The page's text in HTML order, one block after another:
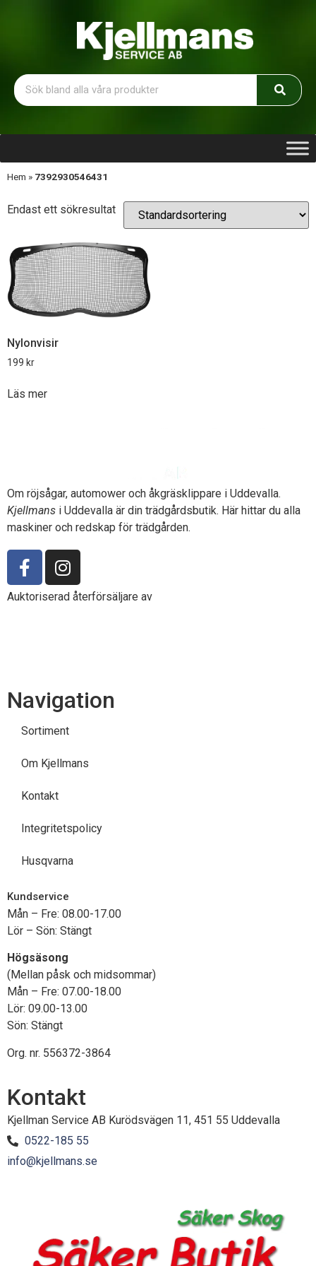
Hem » 7392930546431
Endast ett sökresultat
Nylonvisir
199 kr
Läs mer
Om röjsågar, automower och åkgräsklippare i Uddevalla.
Kjellmans i Uddevalla är din trädgårdsbutik. Här hittar du alla
maskiner och redskap för trädgården.
Auktoriserad återförsäljare av
Navigation
Sortiment
Om Kjellmans
Kontakt
Integritetspolicy
Husqvarna
Kundservice
Mån – Fre: 08.00-17.00
Lör – Sön: Stängt
Högsäsong
(Mellan påsk och midsommar)
Mån – Fre: 07.00-18.00
Lör: 09.00-13.00
Sön: Stängt
Org. nr. 556372-3864
Kontakt
Kjellman Service AB Kurödsvägen 11, 451 55 Uddevalla
0522-185 55
info@kjellmans.se